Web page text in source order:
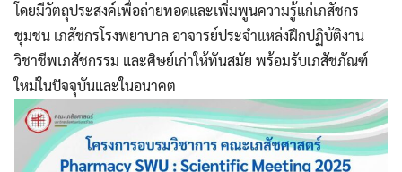
โดยมีวัตถุประสงค์เพื่อถ่ายทอดและเพิ่มพูนความรู้แก่เภสัชกร
ชุมชน เภสัชกรโรงพยาบาล อาจารย์ประจำแหล่งฝึกปฏิบัติงาน
วิชาชีพเภสัชกรรม และศิษย์เก่าให้ทันสมัย พร้อมรับเภสัชภัณฑ์
ใหม่ในปัจจุบันและในอนาคต